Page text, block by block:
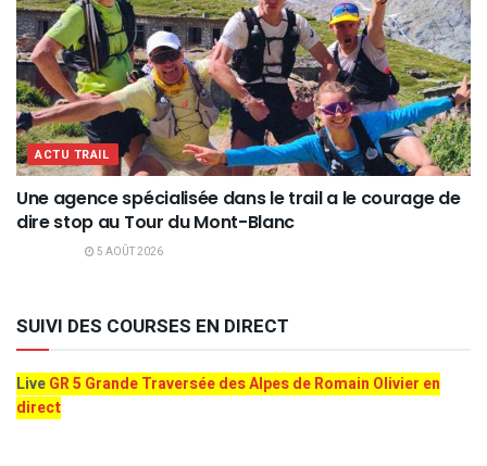
ACTU TRAIL
Une agence spécialisée dans le trail a le courage de
dire stop au Tour du Mont-Blanc
5 AOÛT 2026
SUIVI DES COURSES EN DIRECT
LiveGR 5 Grande Traversée des Alpes de Romain Olivier en
direct